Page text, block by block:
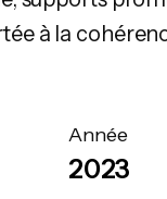
à la
Année
2023